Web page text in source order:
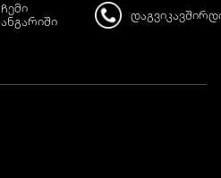
ჩემი
ანგარიში